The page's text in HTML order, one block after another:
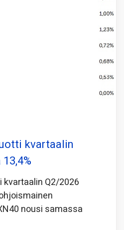
kvartaalin
Q2/2026
nousi samassa